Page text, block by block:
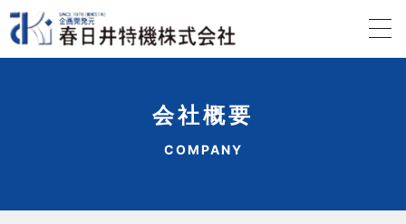
会社概要
COMPANY